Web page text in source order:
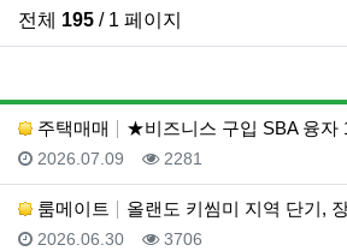
전체 195 / 1 페이지
주택매매
★비즈니스 구입 SBA 융자
등록일
2026.07.09 조회
2281
룸메이트 올랜도 키씸미 지역 단기, 장기 방
등록일
2026.06.30 조회
3706